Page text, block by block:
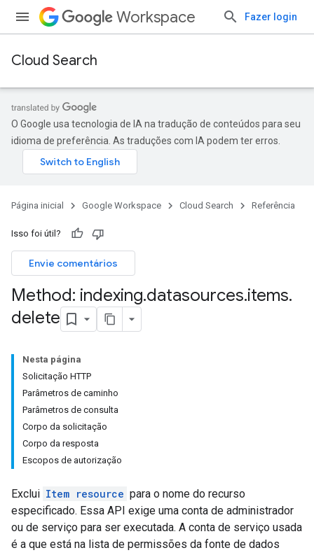
Workspace Fazer login
Cloud Search
O Google usa tecnologia de IA na tradução de conteúdos para seu
idioma de preferência. As traduções com IA podem ter erros.
Página inicial Google Workspace Cloud Search Referência
Isso foi útil?
Envie comentários
Method: indexing.datasources.items.
delete
Nesta página
Solicitação HTTP
Parâmetros de caminho
Parâmetros de consulta
Corpo da solicitação
Corpo da resposta
Escopos de autorização
Exclui Item resource para o nome do recurso
especificado. Essa API exige uma conta de administrador
ou de serviço para ser executada. A conta de serviço usada
é a que está na lista de permissões da fonte de dados